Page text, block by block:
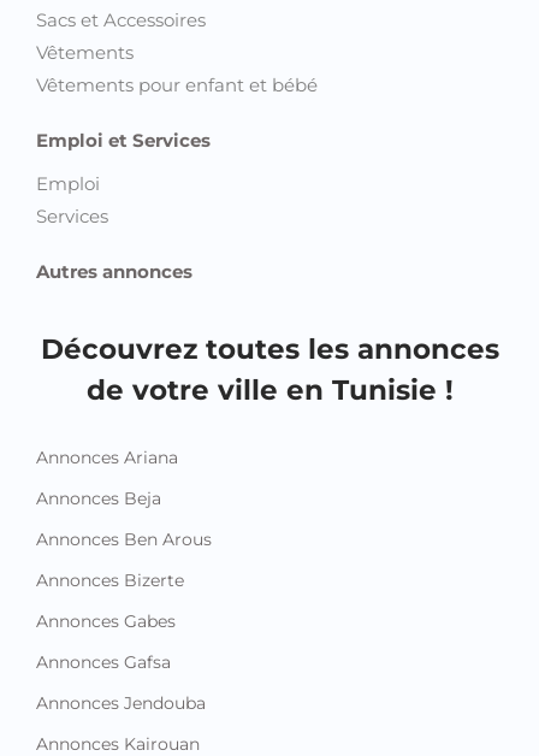
Sacs et Accessoires
Vêtements
Vêtements pour enfant et bébé
Emploi et Services
Emploi
Services
Autres annonces
Découvrez toutes les annonces
de votre ville en Tunisie !
Annonces Ariana
Annonces Beja
Annonces Ben Arous
Annonces Bizerte
Annonces Gabes
Annonces Gafsa
Annonces Jendouba
Annonces Kairouan